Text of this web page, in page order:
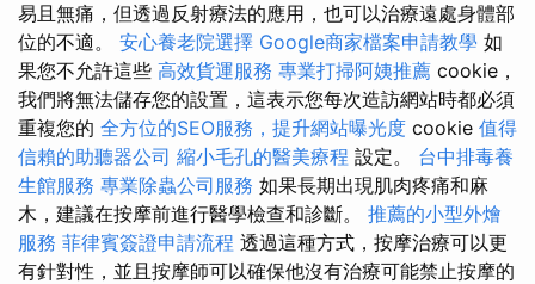
易且無痛，但透過反射療法的應用，也可以治療遠處身體部
位的不適。 安心養老院選擇 Google商家檔案申請教學 如
果您不允許這些 高效貨運服務 專業打掃阿姨推薦 cookie，
我們將無法儲存您的設置，這表示您每次造訪網站時都必須
重複您的 全方位的SEO服務，提升網站曝光度 cookie 值得
信賴的助聽器公司 縮小毛孔的醫美療程 設定。 台中排毒養
生館服務 專業除蟲公司服務 如果長期出現肌肉疼痛和麻
木，建議在按摩前進行醫學檢查和診斷。 推薦的小型外燴
服務 菲律賓簽證申請流程 透過這種方式，按摩治療可以更
有針對性，並且按摩師可以確保他沒有治療可能禁止按摩的